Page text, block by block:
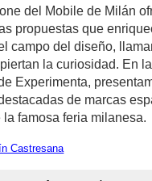
del Mobile de Milán
propuestas que
campo del diseño,
la curiosidad. En
Experimenta,
de marcas
famosa feria milanesa.
www.experimenta.es/author/
Castresana